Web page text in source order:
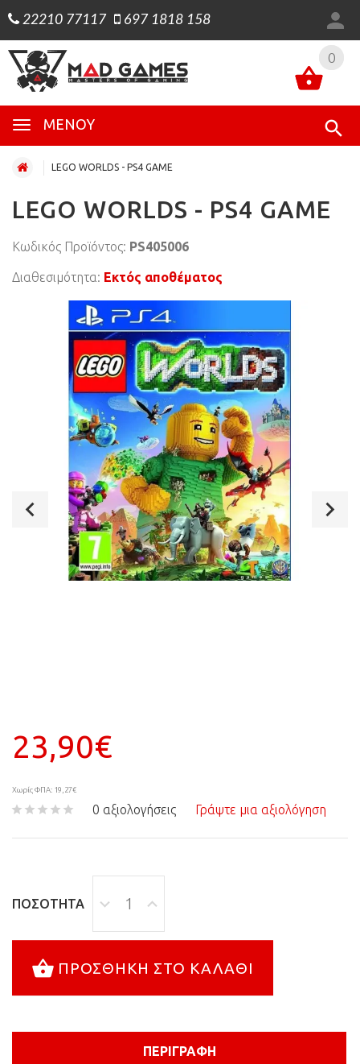
22210 77117 697 1818 158
0
ΜΕΝΟΎ
0
LEGO WORLDS - PS4 GAME
LEGO WORLDS - PS4 GAME
Κωδικός Προϊόντος: PS405006
Διαθεσιμότητα: Εκτός αποθέματος
23,90€
Χωρίς ΦΠΑ: 19,27€
0 αξιολογήσεις Γράψτε μια αξιολόγηση
ΠΟΣΌΤΗΤΑ
ΠΡΟΣΘΉΚΗ ΣΤΟ ΚΑΛΆΘΙ
ΠΕΡΙΓΡΑΦΉ